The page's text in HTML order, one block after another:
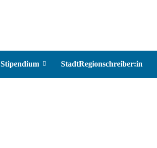
Stipendium StadtRegionschreiber:in